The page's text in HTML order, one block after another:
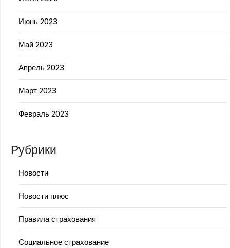
Июнь 2023
Май 2023
Апрель 2023
Март 2023
Февраль 2023
Рубрики
Новости
Новости плюс
Правила страхования
Социальное страхование